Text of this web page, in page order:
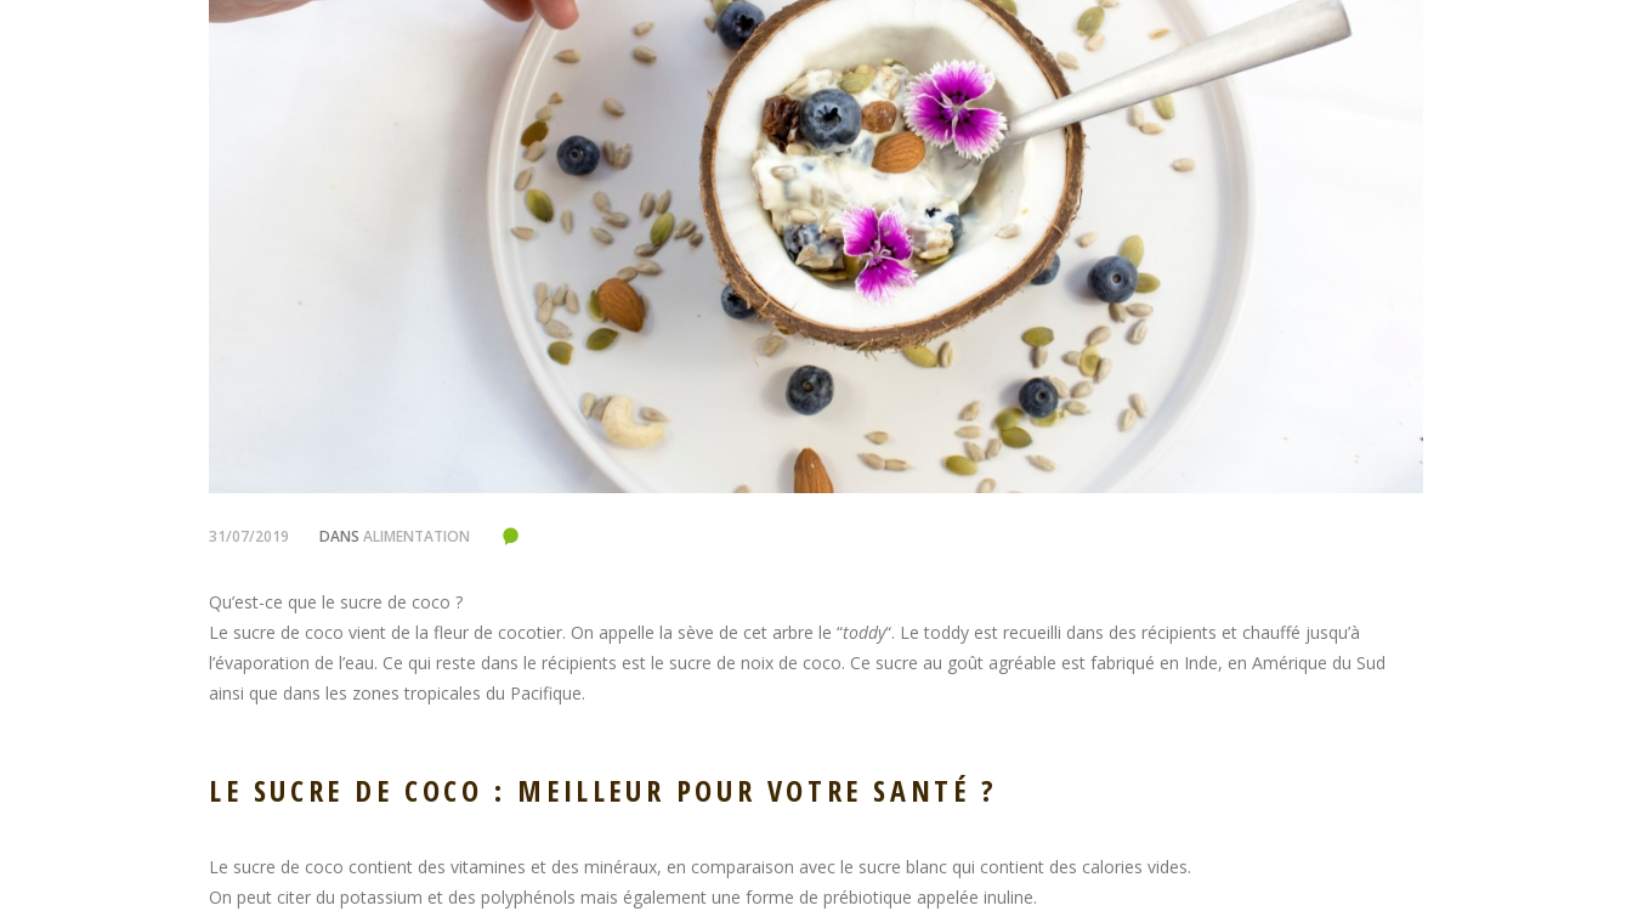
31/07/2019 DANS ALIMENTATION
Qu’est-ce que le sucre de coco ?
Le sucre de coco vient de la fleur de cocotier. On appelle la sève de cet arbre le “toddy“. Le toddy est recueilli dans des récipients et chauffé jusqu’à
l’évaporation de l’eau. Ce qui reste dans le récipients est le sucre de noix de coco. Ce sucre au goût agréable est fabriqué en Inde, en Amérique du Sud
ainsi que dans les zones tropicales du Pacifique.
LE SUCRE DE COCO : MEILLEUR POUR VOTRE SANTÉ ?
Le sucre de coco contient des vitamines et des minéraux, en comparaison avec le sucre blanc qui contient des calories vides.
On peut citer du potassium et des polyphénols mais également une forme de prébiotique appelée inuline.